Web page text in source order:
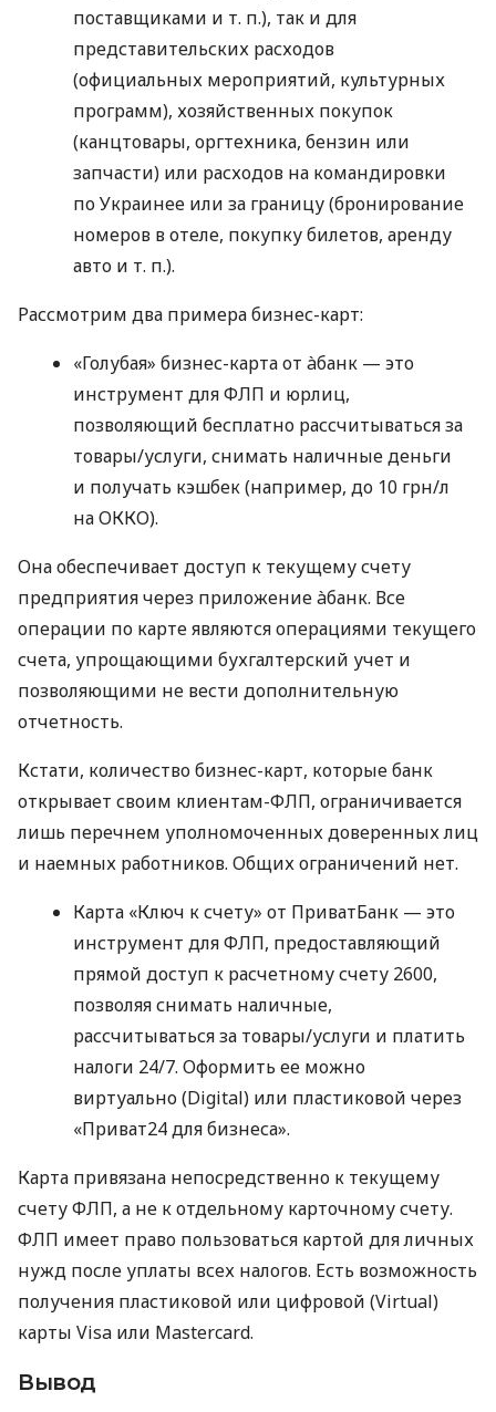
поставщиками и т. п.), так и для
представительских расходов
(официальных мероприятий, культурных
программ), хозяйственных покупок
(канцтовары, оргтехника, бензин или
запчасти) или расходов на командировки
по Украинее или за границу (бронирование
номеров в отеле, покупку билетов, аренду
авто и т. п.).
Рассмотрим два примера бизнес-карт:
«Голубая» бизнес-карта от àбанк — это
инструмент для ФЛП и юрлиц,
позволяющий бесплатно рассчитываться за
товары/услуги, снимать наличные деньги
и получать кэшбек (например, до 10 грн/л
на ОККО).
Она обеспечивает доступ к текущему счету
предприятия через приложение àбанк. Все
операции по карте являются операциями текущего
счета, упрощающими бухгалтерский учет и
позволяющими не вести дополнительную
отчетность.
Кстати, количество бизнес-карт, которые банк
открывает своим клиентам-ФЛП, ограничивается
лишь перечнем уполномоченных доверенных лиц
и наемных работников. Общих ограничений нет.
Карта «Ключ к счету» от ПриватБанк — это
инструмент для ФЛП, предоставляющий
прямой доступ к расчетному счету 2600,
позволяя снимать наличные,
рассчитываться за товары/услуги и платить
налоги 24/7. Оформить ее можно
виртуально (Digital) или пластиковой через
«Приват24 для бизнеса».
Карта привязана непосредственно к текущему
счету ФЛП, а не к отдельному карточному счету.
ФЛП имеет право пользоваться картой для личных
нужд после уплаты всех налогов. Есть возможность
получения пластиковой или цифровой (Virtual)
карты Visa или Mastercard.
Вывод